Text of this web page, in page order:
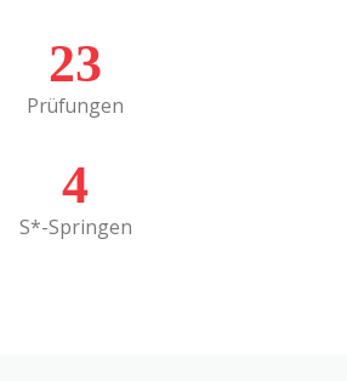
23
Prüfungen
4
S*-Springen